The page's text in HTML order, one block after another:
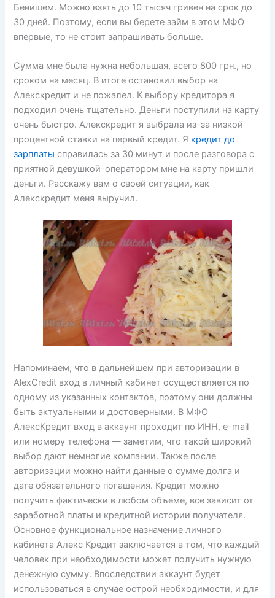
Бенишем. Можно взять до 10 тысяч гривен на срок до
30 дней. Поэтому, если вы берете займ в этом МФО
впервые, то не стоит запрашивать больше.
Сумма мне была нужна небольшая, всего 800 грн., но
сроком на месяц. В итоге остановил выбор на
Алекскредит и не пожалел. К выбору кредитора я
подходил очень тщательно. Деньги поступили на карту
очень быстро. Алекскредит я выбрала из-за низкой
процентной ставки на первый кредит. Я кредит до
зарплаты справилась за 30 минут и после разговора с
приятной девушкой-оператором мне на карту пришли
деньги. Расскажу вам о своей ситуации, как
Алекскредит меня выручил.
Напоминаем, что в дальнейшем при авторизации в
AlexCredit вход в личный кабинет осуществляется по
одному из указанных контактов, поэтому они должны
быть актуальными и достоверными. В МФО
АлексКредит вход в аккаунт проходит по ИНН, e-mail
или номеру телефона — заметим, что такой широкий
выбор дают немногие компании. Также после
авторизации можно найти данные о сумме долга и
дате обязательного погашения. Кредит можно
получить фактически в любом объеме, все зависит от
заработной платы и кредитной истории получателя.
Основное функциональное назначение личного
кабинета Алекс Кредит заключается в том, что каждый
человек при необходимости может получить нужную
денежную сумму. Впоследствии аккаунт будет
использоваться в случае острой необходимости, и для